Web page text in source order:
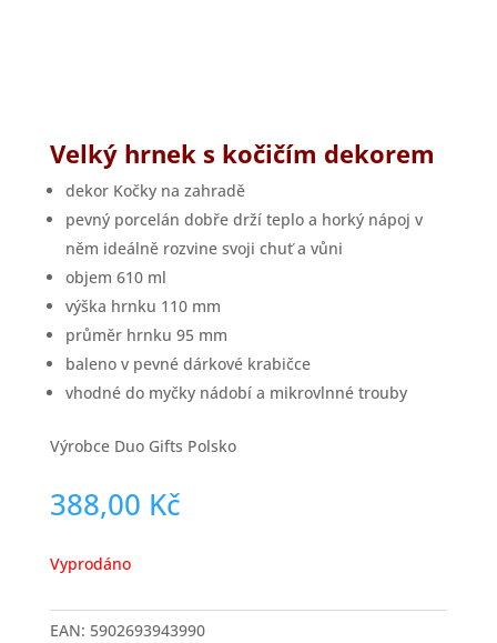
Velký hrnek s kočičím dekorem
dekor Kočky na zahradě
pevný porcelán dobře drží teplo a horký nápoj v
něm ideálně rozvine svoji chuť a vůni
objem 610 ml
výška hrnku 110 mm
průměr hrnku 95 mm
baleno v pevné dárkové krabičce
vhodné do myčky nádobí a mikrovlnné trouby
Výrobce Duo Gifts Polsko
388,00 Kč
Vyprodáno
EAN: 5902693943990